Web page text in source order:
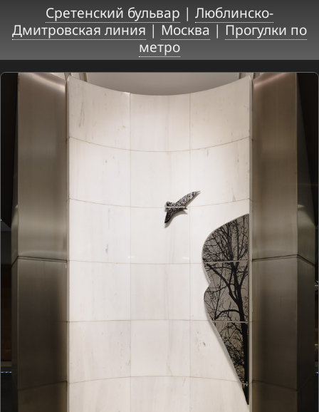
Сретенский бульвар | Люблинско-
Дмитровская линия|Москва|Прогулки по
метро